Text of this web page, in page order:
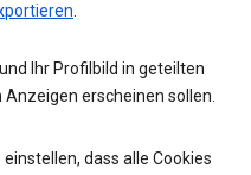
.
Ihr Profilbild in geteilten
erscheinen sollen.
dass alle Cookies